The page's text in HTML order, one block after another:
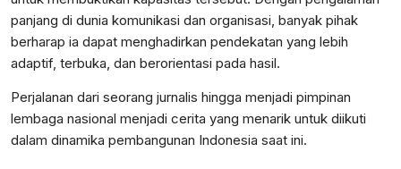
panjang di dunia komunikasi dan organisasi, banyak pihak
berharap ia dapat menghadirkan pendekatan yang lebih
adaptif, terbuka, dan berorientasi pada hasil.
Perjalanan dari seorang jurnalis hingga menjadi pimpinan
lembaga nasional menjadi cerita yang menarik untuk diikuti
dalam dinamika pembangunan Indonesia saat ini.